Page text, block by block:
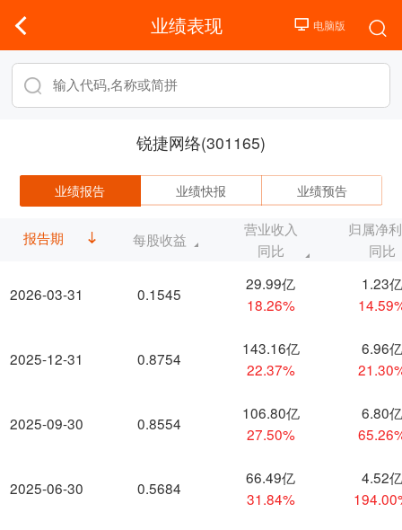
业绩表现
锐捷网络(301165)
业绩报告 业绩快报 业绩预告
报告期
2026-03-31
2025-12-31
2025-09-30
2025-06-30
每股收益
营业收入
同比
归属净
同比
0.1545
29.99亿
18.26%
1.23亿
0.8754
143.16亿
22.37%
6.96亿
0.8554
106.80亿
27.50%
6.80亿
0.5684
66.49亿
31.84%
4.52亿